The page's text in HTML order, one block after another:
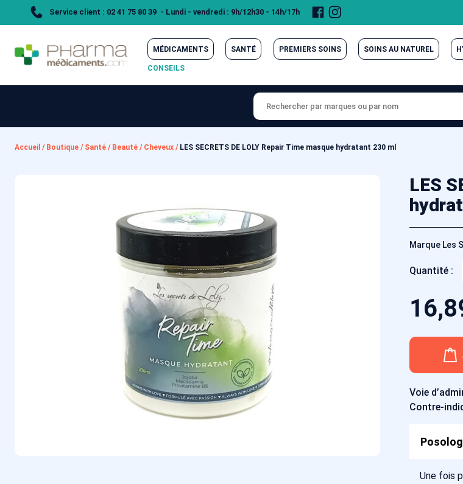
Service client : 02 41 75 80 39 - Lundi - vendredi : 9h/12h30 - 14h/17h
Page
Facebook
Instagram
MÉDICAMENTS SANTÉ PREMIERS SOINS SOINS AU NATUREL
CONSEILS
Accueil / Boutique / Santé / Beauté / Cheveux / LES SECRETS DE LOLY Repair Time masque hydratant 230 ml
LES
Marque Les
Quantité :
Voie
Contre-
Une fois